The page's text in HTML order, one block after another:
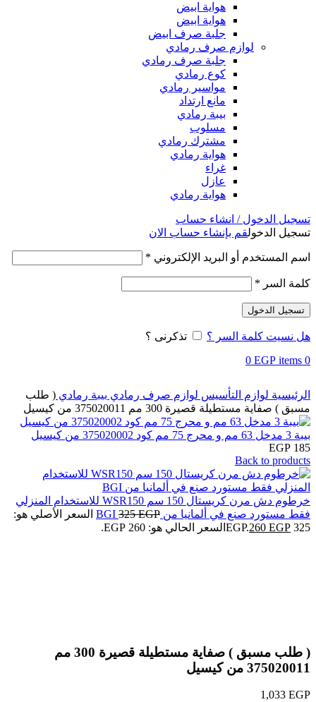
هواية ابيض
هواية ابيض
جلبة صرف ابيض
لوازم صرف رمادي
جلبة صرف رمادي
كوع رمادي
مواسير رمادي
مانع ارتداد
بيبة رمادي
مسلوب
مشترك رمادي
هواية رمادي
غراء
عازل
هواية رمادي
تسجيل الدخول / انشاء حساب
تسجيل الدخولقم بإنشاء حساب الان
اسم المستخدم أو البريد الإلكتروني *
كلمة السر *
تسجيل الدخول
هل نسيت كلمة السر ؟
تذكرنى ؟
0
items
0 EGP
الرئيسية لوازم التأسيس لوازم صرف رمادي بيبة رمادي ( طلب
مسبق ) صفاية مستطيلة قصيرة 300 مم 375020011 من كيسيل
بيبة 3 مدخل 63 مم و محرج 75 مم كود 375020002 من كيسيل
185
EGP
Back to products
خرطوم دش مرن كريستال 150 سم WSR150 للاستخدام المنزلي
فقط مستورد صنع في ألمانيا من BGI
325EGP
السعر الأصلي هو:
325 EGP.
260 EGP السعر الحالي هو: 260 EGP.
( طلب مسبق ) صفاية مستطيلة قصيرة 300 مم
375020011 من كيسيل
1,033 EGP